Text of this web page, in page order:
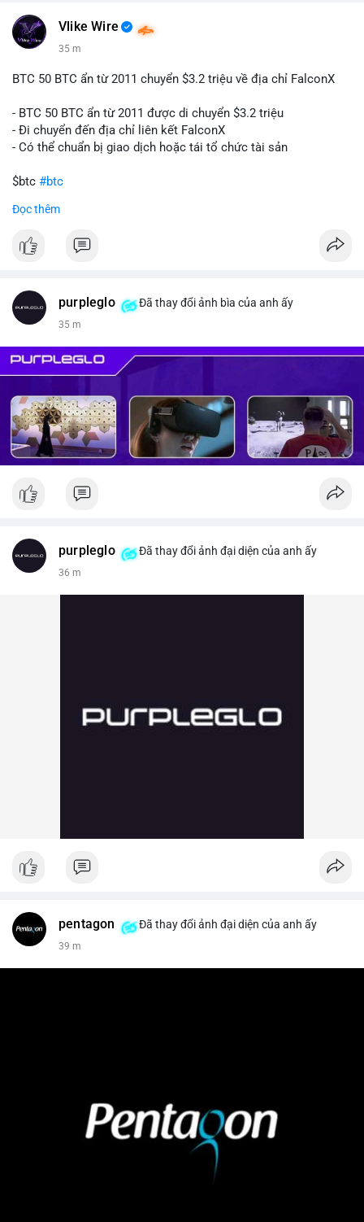
#160btc #vilanh #thanhkhoansan
📰 Nguồn: Cointelegraph
Vlike Wire
35 m
BTC 50 BTC ẩn từ 2011 chuyển $3.2 triệu về địa chỉ FalconX
- BTC 50 BTC ẩn từ 2011 được di chuyển $3.2 triệu
- Đi chuyển đến địa chỉ liên kết FalconX
- Có thể chuẩn bị giao dịch hoặc tái tổ chức tài sản
$btc #btc
#vlikevn
📰 Nguồn: CoinDesk
Đọc thêm
purpleglo Đã thay đổi ảnh bìa của anh ấy
35 m
purpleglo Đã thay đổi ảnh đại diện của anh ấy
36 m
pentagon Đã thay đổi ảnh đại diện của anh ấy
39 m